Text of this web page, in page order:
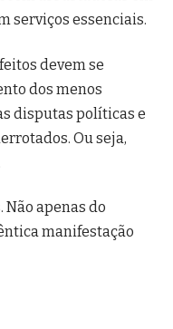
serviços essenciais.
devem se
dos menos
disputas políticas e
Ou seja,
Não apenas do
manifestação